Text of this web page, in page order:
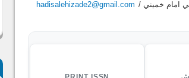
امام خميني / hadisalehizade2@gmail.com